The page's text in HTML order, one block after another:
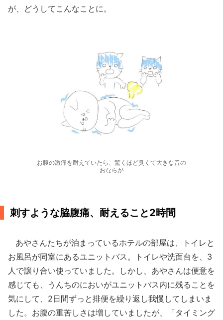
が、どうしてこんなことに。
お腹の激痛を耐えていたら、驚くほど臭くて大きな音の
おならが
刺すような脇腹痛、耐えること2時間
あやさんたちが泊まっているホテルの部屋は、トイレと
お風呂が同室にあるユニットバス。トイレや洗面台を、3
人で譲り合い使っていました。しかし、あやさんは便意を
感じても、うんちのにおいがユニットバス内に残ることを
気にして、2日間ずっと排便を繰り返し我慢してしまいま
した。お腹の重苦しさは増していましたが、「タイミング